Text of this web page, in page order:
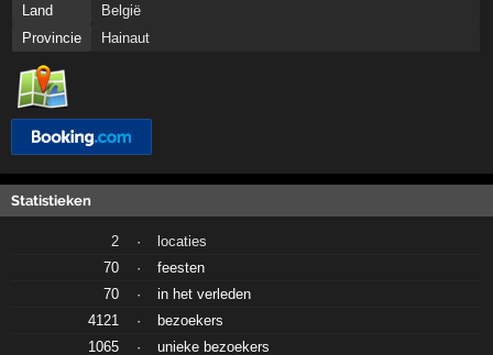
Land
België
Provincie
Hainaut
Statistieken
2 ·
locaties
70
·
feesten
70
·
in het verleden
4121
·
bezoekers
1065
· unieke bezoekers